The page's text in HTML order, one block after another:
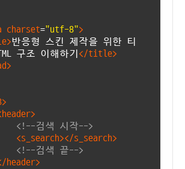
="utf-8">
반응형 스킨 제작을 위한 티
구조 이해하기 </title>
<!--검색 시작-->
s_search>
<!--검색 끝-->